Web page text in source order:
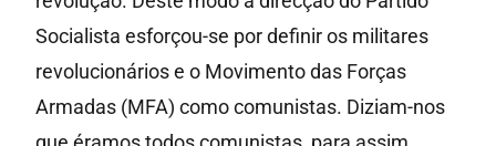
Socialista esforçou-se por definir os militares
revolucionários e o Movimento das Forças
Armadas (MFA) como comunistas. Diziam-nos